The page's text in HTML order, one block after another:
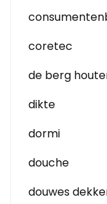
coretec
de berg
dikte
dormi
douche
douwes